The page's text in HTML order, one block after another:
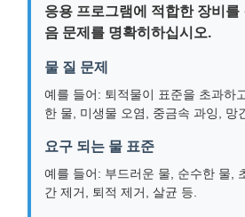
응용 프로그램에 적합한 장비를
음 문제를 명확히하십시오.
물 질 문제
예를 들어: 퇴적물이 표준을 초과하
한 물, 미생물 오염, 중금속 과잉, 망
요구 되는 물 표준
예를 들어: 부드러운 물, 순수한 물,
간 제거, 퇴적 제거, 살균 등.